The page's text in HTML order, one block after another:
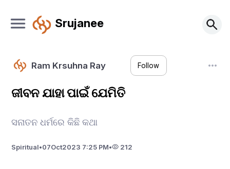
Srujanee
Ram Krsuhna Ray Follow
ଜୀବନ ଯାହା ପାଇଁ ଯେମିତି
ସନାତନ ଧର୍ମରେ କିଛି କଥା
Spiritual•07Oct2023 7:25 PM• 212